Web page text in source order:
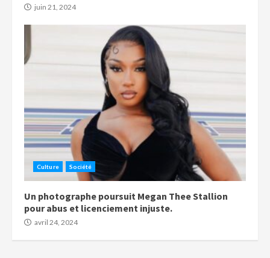
juin 21, 2024
Culture Société
Un photographe poursuit Megan Thee Stallion
pour abus et licenciement injuste.
avril 24, 2024